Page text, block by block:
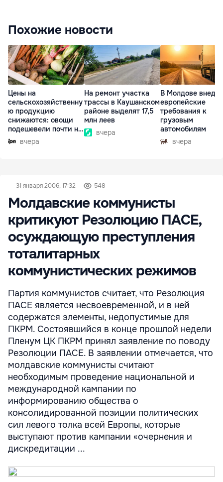
Похожие новости
Цены на
сельскохозяйственну
ю продукцию
снижаются: овощи
подешевели почти на
30%вчера
На ремонт участка
трассы в Каушанском
районе выделят 17,5
млн леев
вчера
В Молдове
европейские
требования к
грузовым
автомобилям
вчера
31 января 2006, 17:32 548
Молдавские коммунисты
критикуют Резолюцию ПАСЕ,
осуждающую преступления
тоталитарных
коммунистических режимов
Партия коммунистов считает, что Резолюция
ПАСЕ является несвоевременной, и в ней
содержатся элементы, недопустимые для
ПКРМ. Состоявшийся в конце прошлой недели
Пленум ЦК ПКРМ принял заявление по поводу
Резолюции ПАСЕ. В заявлении отмечается, что
молдавские коммунисты считают
необходимым проведение национальной и
международной кампании по
информированию общества о
консолидированной позиции политических
сил левого толка всей Европы, которые
выступают против кампании «очернения и
дискредитации ...